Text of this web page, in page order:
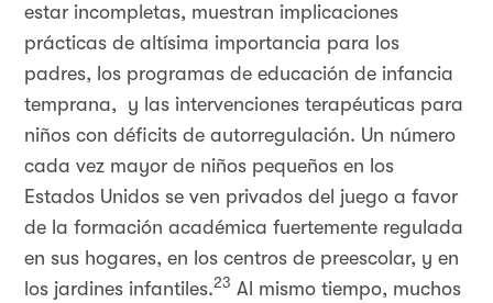
estar incompletas, muestran implicaciones
prácticas de altísima importancia para los
padres, los programas de educación de infancia
temprana, y las intervenciones terapéuticas para
niños con déficits de autorregulación. Un número
cada vez mayor de niños pequeños en los
Estados Unidos se ven privados del juego a favor
de la formación académica fuertemente regulada
en sus hogares, en los centros de preescolar, y en
los jardines infantiles.23 Al mismo tiempo, muchos